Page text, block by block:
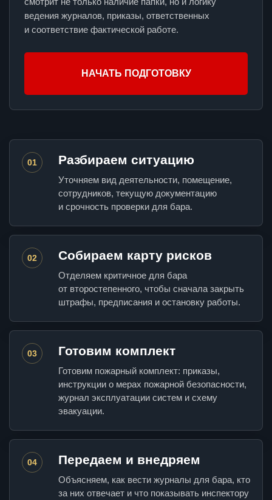
ведения журналов, приказы, ответственных
и соответствие фактической работе.
НАЧАТЬ ПОДГОТОВКУ
01 Разбираем ситуацию
Уточняем вид деятельности, помещение,
сотрудников, текущую документацию
и срочность проверки для бара.
02 Собираем карту рисков
Отделяем критичное для бара
от второстепенного, чтобы сначала закрыть
штрафы, предписания и остановку работы.
03 Готовим комплект
Готовим пожарный комплект: приказы,
инструкции о мерах пожарной безопасности,
журнал эксплуатации систем и схему
эвакуации.
04 Передаем и внедряем
Объясняем, как вести журналы для бара, кто
за них отвечает и что показывать инспектору